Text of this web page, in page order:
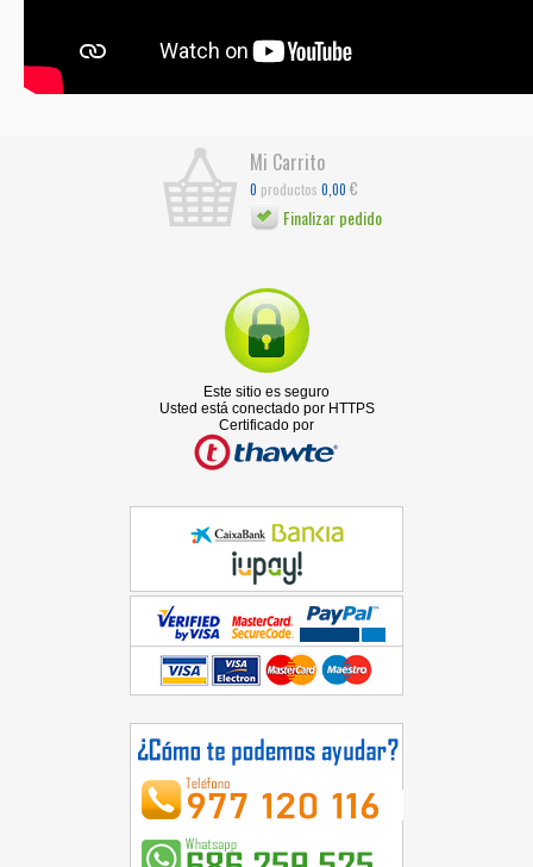
Mi Carrito
0 productos 0,00 €
Finalizar pedido
Este sitio es seguro
Usted está conectado por HTTPS
Certificado por